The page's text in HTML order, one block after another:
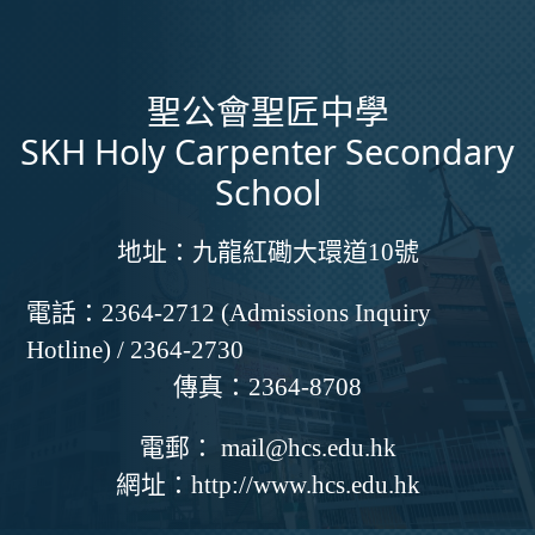
聖公會聖匠中學
SKH Holy Carpenter Secondary
School
地址： 九龍紅磡大環道10號
電話： 2364-2712 (Admissions Inquiry
Hotline) / 2364-2730
傳真： 2364-8708
電郵： mail@hcs.edu.hk
網址： http://www.hcs.edu.hk